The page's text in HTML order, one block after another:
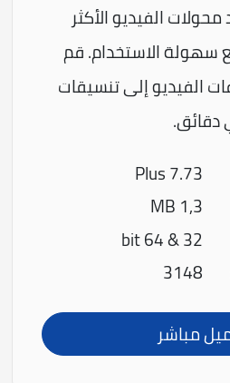
الفيديو الأكثر
سهولة الاستخدام. قم
الفيديو إلى تنسيقات
دقائق.
Plus 7.73
1,3 MB
32 & 64 bit
3148
مباشر